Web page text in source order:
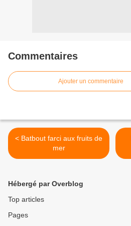
Commentaires
Ajouter un commentaire
< Batbout farci aux fruits de
mer
Hébergé par Overblog
Top articles
Pages